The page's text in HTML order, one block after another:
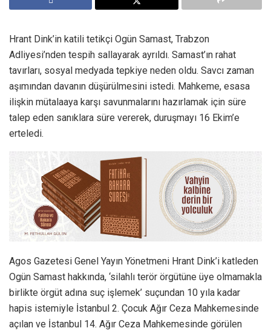
Hrant Dink’in katili tetikçi Ogün Samast, Trabzon
Adliyesi’nden tespih sallayarak ayrıldı. Samast’ın rahat
tavırları, sosyal medyada tepkiye neden oldu. Savcı zaman
aşımından davanın düşürülmesini istedi. Mahkeme, esasa
ilişkin mütalaaya karşı savunmalarını hazırlamak için süre
talep eden sanıklara süre vererek, duruşmayı 16 Ekim’e
erteledi.
Agos Gazetesi Genel Yayın Yönetmeni Hrant Dink’i katleden
Ogün Samast hakkında, ‘silahlı terör örgütüne üye olmamakla
birlikte örgüt adına suç işlemek’ suçundan 10 yıla kadar
hapis istemiyle İstanbul 2. Çocuk Ağır Ceza Mahkemesinde
açılan ve İstanbul 14. Ağır Ceza Mahkemesinde görülen